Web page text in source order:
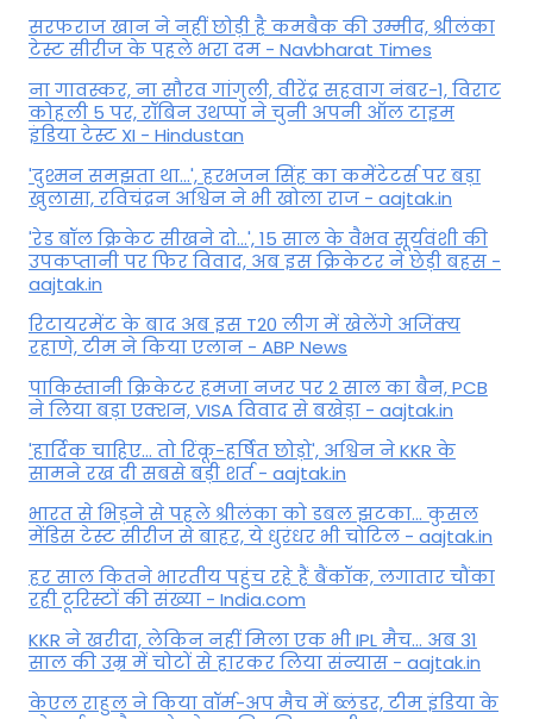
सरफराज खान ने नहीं छोड़ी है कमबैक की उम्मीद, श्रीलंका
टेस्ट सीरीज के पहले भरा दम - Navbharat Times
ना गावस्कर, ना सौरव गांगुली, वीरेंद्र सहवाग नंबर-1, विराट
कोहली 5 पर, रॉबिन उथप्पा ने चुनी अपनी ऑल टाइम
इंडिया टेस्ट XI - Hindustan
'दुश्मन समझता था...', हरभजन सिंह का कमेंटेटर्स पर बड़ा
खुलासा, रव‍िचंद्रन अश्विन ने भी खोला राज - aajtak.in
'रेड बॉल क्रिकेट सीखने दो...', 15 साल के वैभव सूर्यवंशी की
उपकप्तानी पर फ‍िर व‍िवाद, अब इस क्रिकेटर ने छेड़ी बहस -
aajtak.in
रिटायरमेंट के बाद अब इस T20 लीग में खेलेंगे अजिंक्य
रहाणे, टीम ने किया एलान - ABP News
पाकिस्तानी क्रिकेटर हमजा नजर पर 2 साल का बैन, PCB
ने ल‍िया बड़ा एक्शन, VISA व‍िवाद से बखेड़ा - aajtak.in
'हार्दिक चाहिए... तो रिंकू-हर्षित छोड़ो', अश्विन ने KKR के
सामने रख दी सबसे बड़ी शर्त - aajtak.in
भारत से भिड़ने से पहले श्रीलंका को डबल झटका... कुसल
मेंडिस टेस्ट सीरीज से बाहर, ये धुरंधर भी चोटिल - aajtak.in
हर साल कितने भारतीय पहुंच रहे हैं बैंकॉक, लगातार चौंका
रही टूरिस्टों की संख्या - India.com
KKR ने खरीदा, लेकिन नहीं मिला एक भी IPL मैच... अब 31
साल की उम्र में चोटों से हारकर लिया संन्यास - aajtak.in
केएल राहुल ने किया वॉर्म-अप मैच में ब्लंडर, टीम इंडिया के